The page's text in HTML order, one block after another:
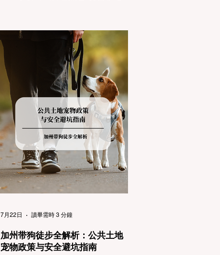
交通局 (Caltrans) 严格的防滑链管制
(Chain Controls)。 不了解这些规定，不
仅可能面临高额罚单或被公路巡警
（CHP）劝返，更可能在冰雪路面上引
发严重的安全事故。本文将为您系统解
析加州的防滑链政策，帮助您明确自己
的车型在不同路况下的具体要求，并为
出行做好充足准备。 一、 核心概念：看
懂加州 R1, R2, R3 管制级别 当恶劣天气
来袭，加州交通局会在公路上启动防滑
链管制，并通过电子路牌指示当前的管
制级别。加州采用三个递进的级别（R1
至R3）来规范通行车辆： R1 管制
(Requirement 1) 规定内容： 所有车辆必
须安装防滑链。 豁免条件： 乘用车
（Light Trucks）只要配备了雪地轮胎
加州带狗徒步全解析：公共土地
宠物政策与安全避坑指南
7月22日 讀畢需時 3 分鐘